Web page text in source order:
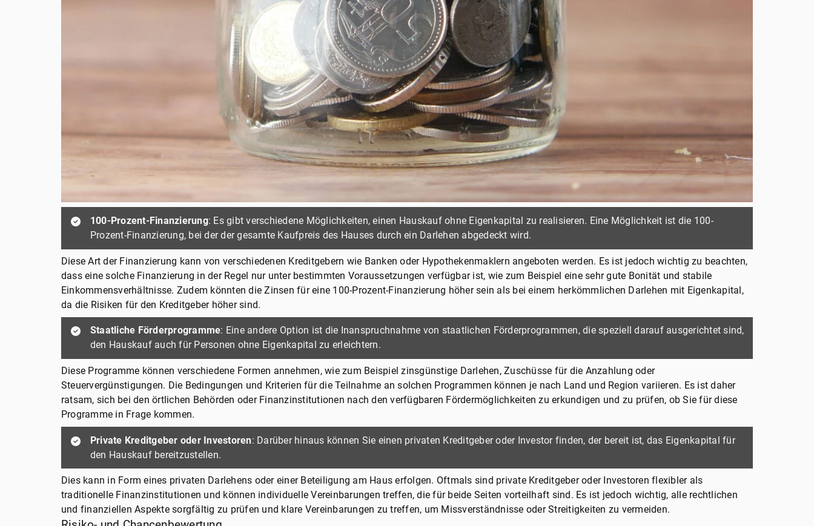
100-Prozent-Finanzierung: Es gibt verschiedene Möglichkeiten, einen Hauskauf ohne Eigenkapital zu realisieren. Eine Möglichkeit ist die 100-
Prozent-Finanzierung, bei der der gesamte Kaufpreis des Hauses durch ein Darlehen abgedeckt wird.
Diese Art der Finanzierung kann von verschiedenen Kreditgebern wie Banken oder Hypothekenmaklern angeboten werden. Es ist jedoch wichtig zu beachten,
dass eine solche Finanzierung in der Regel nur unter bestimmten Voraussetzungen verfügbar ist, wie zum Beispiel eine sehr gute Bonität und stabile
Einkommensverhältnisse. Zudem könnten die Zinsen für eine 100-Prozent-Finanzierung höher sein als bei einem herkömmlichen Darlehen mit Eigenkapital,
da die Risiken für den Kreditgeber höher sind.
Staatliche Förderprogramme: Eine andere Option ist die Inanspruchnahme von staatlichen Förderprogrammen, die speziell darauf ausgerichtet sind,
den Hauskauf auch für Personen ohne Eigenkapital zu erleichtern.
Diese Programme können verschiedene Formen annehmen, wie zum Beispiel zinsgünstige Darlehen, Zuschüsse für die Anzahlung oder
Steuervergünstigungen. Die Bedingungen und Kriterien für die Teilnahme an solchen Programmen können je nach Land und Region variieren. Es ist daher
ratsam, sich bei den örtlichen Behörden oder Finanzinstitutionen nach den verfügbaren Fördermöglichkeiten zu erkundigen und zu prüfen, ob Sie für diese
Programme in Frage kommen.
Private Kreditgeber oder Investoren: Darüber hinaus können Sie einen privaten Kreditgeber oder Investor finden, der bereit ist, das Eigenkapital für
den Hauskauf bereitzustellen.
Dies kann in Form eines privaten Darlehens oder einer Beteiligung am Haus erfolgen. Oftmals sind private Kreditgeber oder Investoren flexibler als
traditionelle Finanzinstitutionen und können individuelle Vereinbarungen treffen, die für beide Seiten vorteilhaft sind. Es ist jedoch wichtig, alle rechtlichen
und finanziellen Aspekte sorgfältig zu prüfen und klare Vereinbarungen zu treffen, um Missverständnisse oder Streitigkeiten zu vermeiden.